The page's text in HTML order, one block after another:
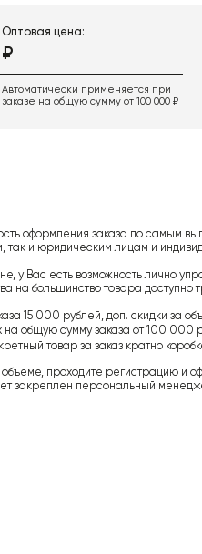
Оптовая цена:
₽
Автоматически применяется при
заказе на общую сумму от 100 000 ₽
оформления заказа по самым
так и юридическим лицам и
у Вас есть возможность лично
на большинство товара доступно
15 000 рублей, доп. скидки за
на общую сумму заказа от 100 000
товар за заказ кратно
проходите регистрацию и
закреплен персональный